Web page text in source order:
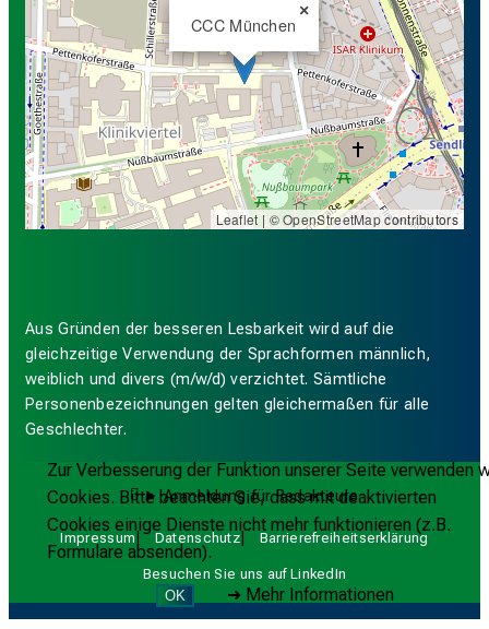
Zur Verbesserung der Funktion unserer Seite verwenden
Cookies. Bitte beachten Sie, dass mit deaktivierten
Cookies einige Dienste nicht mehr funktionieren (z.B.
Formulare absenden).
OK ➜ Mehr Informationen
CCC München
×
Leaflet| ©OpenStreetMapcontributors
Aus Gründen der besseren Lesbarkeit wird auf die
gleichzeitige Verwendung der Sprachformen männlich,
weiblich und divers (m/w/d) verzichtet. Sämtliche
Personenbezeichnungen gelten gleichermaßen für alle
Geschlechter.
Anmeldung für Redakteure
Impressum Datenschutz Barrierefreiheitserklärung
Besuchen Sie uns auf LinkedIn